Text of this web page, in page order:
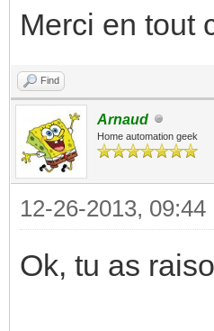
Merci en tout
Find
Arnaud
Home automation geek
12-26-2013, 09:44
Ok, tu as